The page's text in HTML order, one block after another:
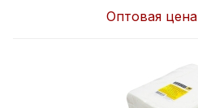
Оптовая